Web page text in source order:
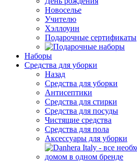
Новоселье
Учителю
Хэллоуин
Подарочные сертификаты
Наборы
Средства для уборки
Назад
Средства для уборки
Антисептики
Средства для стирки
Средства для посуды
Чистящие средства
Средства для пола
Аксессуары для уборки